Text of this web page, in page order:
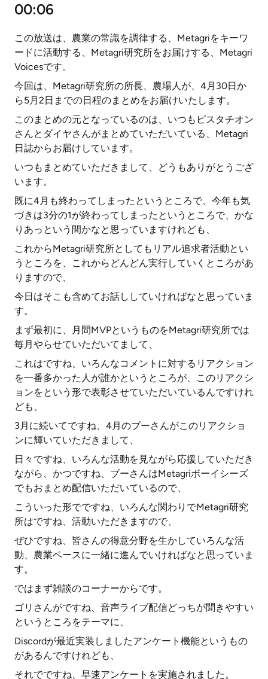
00:06
この放送は、農業の常識を調律する、Metagriをキーワ
ードに活動する、Metagri研究所をお届けする、Metagri
Voicesです。
今回は、Metagri研究所の所長、農場人が、4月30日か
ら5月2日までの日程のまとめをお届けいたします。
このまとめの元となっているのは、いつもピスタチオン
さんとダイヤさんがまとめていただいている、Metagri
日誌からお届けしています。
いつもまとめていただきまして、どうもありがとうござ
います。
既に4月も終わってしまったというところで、今年も気
づきは3分の1が終わってしまったというところで、かな
りあっという間かなと思っていますけれども、
これからMetagri研究所としてもリアル追求者活動とい
うところを、これからどんどん実行していくところがあ
りますので、
今日はそこも含めてお話ししていければなと思っていま
す。
まず最初に、月間MVPというものをMetagri研究所では
毎月やらせていただいてまして、
これはですね、いろんなコメントに対するリアクション
を一番多かった人が誰かというところが、このリアクシ
ョンをという形で表彰させていただいているんですけれ
ども、
3月に続いてですね、4月のブーさんがこのリアクショ
ンに輝いていただきまして、
日々ですね、いろんな活動を見ながら応援していただき
ながら、かつですね、ブーさんはMetagriボーイシーズ
でもおまとめ配信いただいているので、
こういった形でですね、いろんな関わりでMetagri研究
所はですね、活動いただきますので、
ぜひですね、皆さんの得意分野を生かしていろんな活
動、農業ベースに一緒に進んでいければなと思っていま
す。
ではまず雑談のコーナーからです。
ゴリさんがですね、音声ライブ配信どっちが聞きやすい
というところをテーマに、
Discordが最近実装しましたアンケート機能というもの
があるんですけれども、
それでですね、早速アンケートを実施されました。